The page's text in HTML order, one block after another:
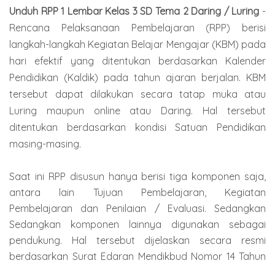
Unduh RPP 1 Lembar Kelas 3 SD Tema 2 Daring / Luring -
Rencana Pelaksanaan Pembelajaran (RPP) berisi
langkah-langkah Kegiatan Belajar Mengajar (KBM) pada
hari efektif yang ditentukan berdasarkan Kalender
Pendidikan (Kaldik) pada tahun ajaran berjalan. KBM
tersebut dapat dilakukan secara tatap muka atau
Luring maupun online atau Daring. Hal tersebut
ditentukan berdasarkan kondisi Satuan Pendidikan
masing-masing.
Saat ini RPP disusun hanya berisi tiga komponen saja,
antara lain Tujuan Pembelajaran, Kegiatan
Pembelajaran dan Penilaian / Evaluasi. Sedangkan
Sedangkan komponen lainnya digunakan sebagai
pendukung. Hal tersebut dijelaskan secara resmi
berdasarkan Surat Edaran Mendikbud Nomor 14 Tahun